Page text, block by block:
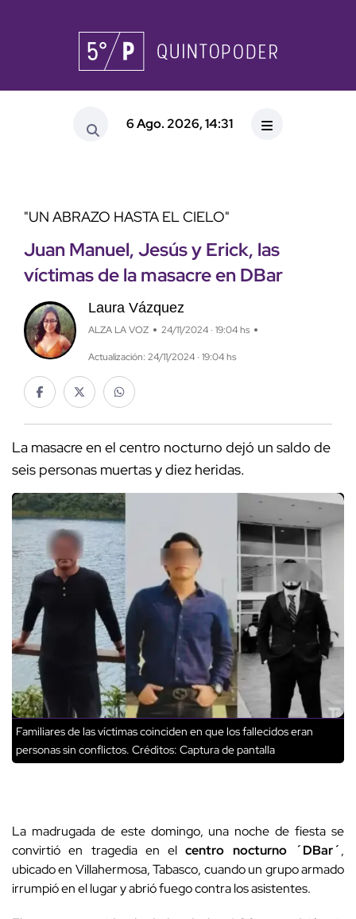
6 Ago. 2026, 14:31
"UN ABRAZO HASTA EL CIELO"
Juan Manuel, Jesús y Erick, las
víctimas de la masacre en DBar
Laura Vázquez
ALZA LA VOZ 24/11/2024 · 19:04 hs
Actualización: 24/11/2024 · 19:04 hs
La masacre en el centro nocturno dejó un saldo de
seis personas muertas y diez heridas.
Familiares de las víctimas coinciden en que los fallecidos eran
personas sin conflictos. Créditos: Captura de pantalla
La madrugada de este domingo, una noche de fiesta se
convirtió en tragedia en elcentro nocturno ´DBar´,
ubicado en Villahermosa, Tabasco, cuando un grupo armado
irrumpió en el lugar y abrió fuego contra los asistentes.